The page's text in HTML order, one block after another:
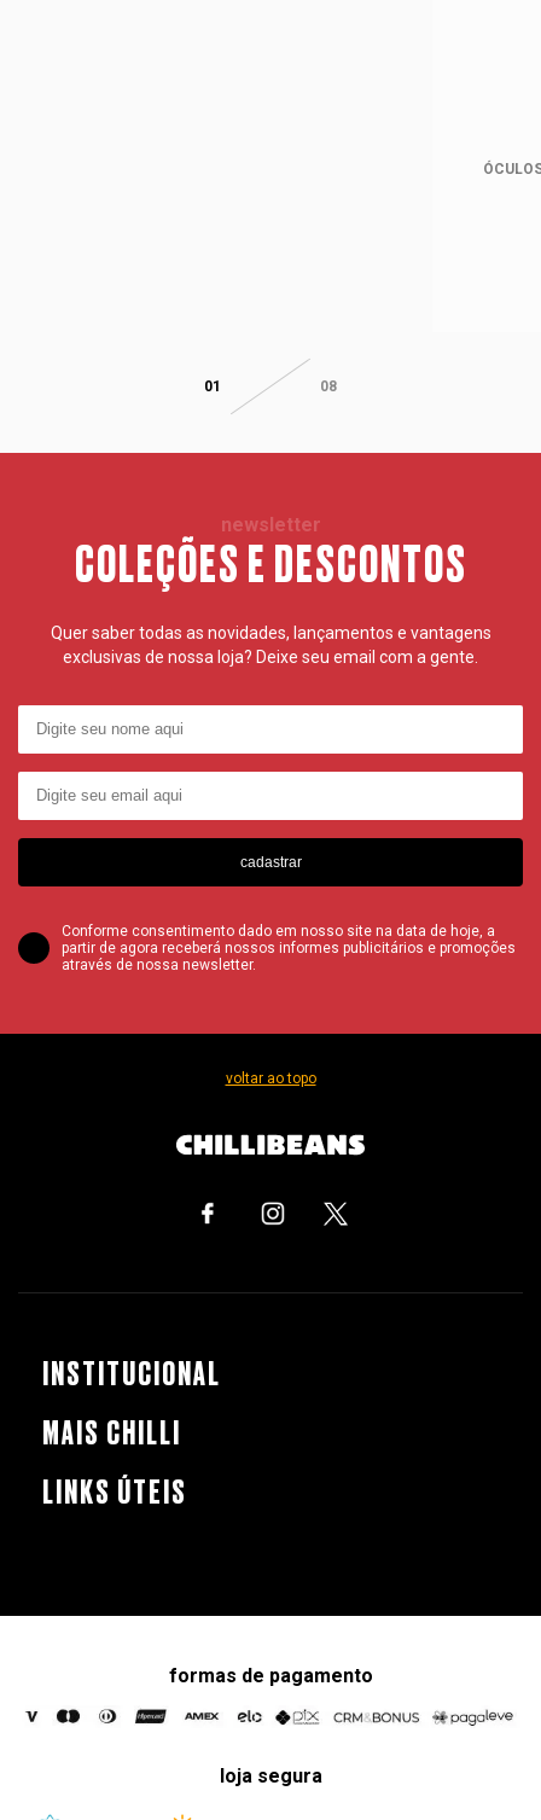
01 08
newsletter
COLEÇÕES E DESCONTOS
Quer saber todas as novidades, lançamentos e vantagens
exclusivas de nossa loja? Deixe seu email com a gente.
cadastrar
Conforme consentimento dado em nosso site na data de hoje, a
partir de agora receberá nossos informes publicitários e promoções
através de nossa newsletter.
voltar ao topo
INSTITUCIONAL
MAIS CHILLI
LINKS ÚTEIS
formas de pagamento
loja segura